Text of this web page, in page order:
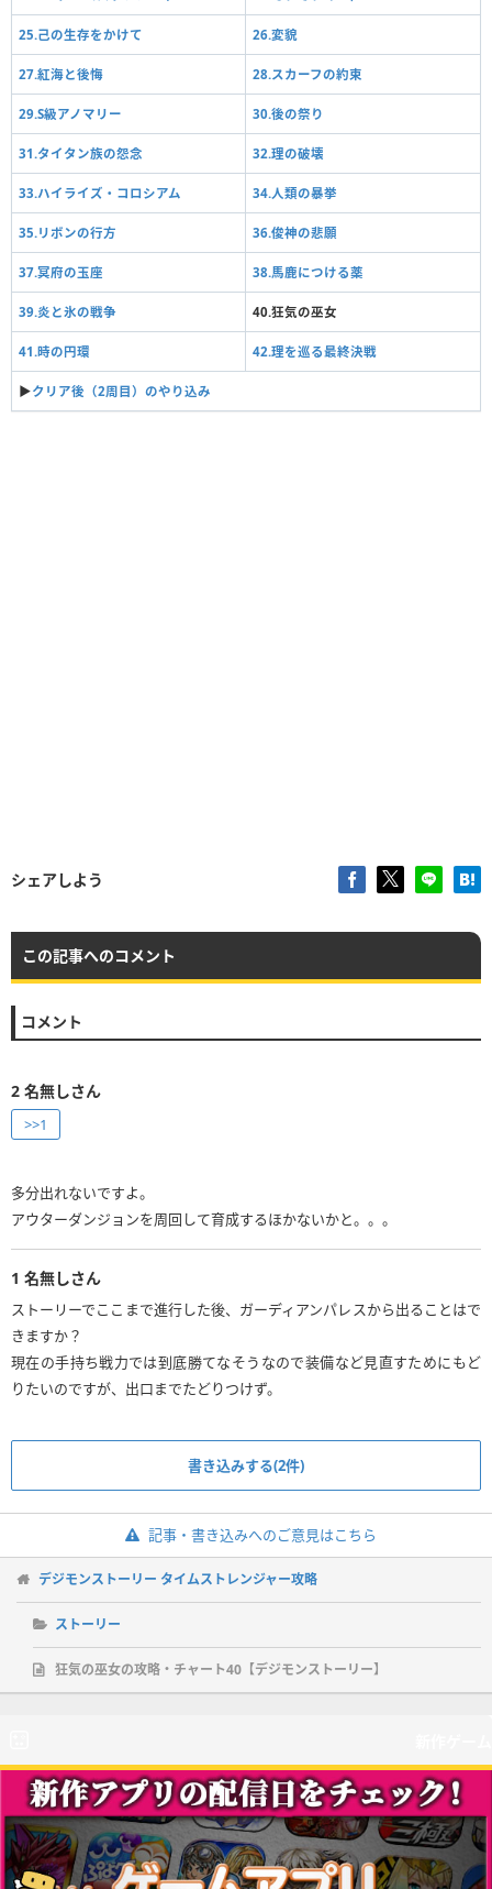
25.己の生存をかけて 26.変貌
27.紅海と後悔 28.スカーフの約束
29.S級アノマリー 30.後の祭り
31.タイタン族の怨念 32.理の破壊
33.ハイライズ・コロシアム 34.人類の暴挙
35.リボンの行方 36.俊神の悲願
37.冥府の玉座 38.馬鹿につける薬
39.炎と氷の戦争 40.狂気の巫女
41.時の円環 42.理を巡る最終決戦
▶︎クリア後（2周目）のやり込み
シェアしよう
この記事へのコメント
コメント
2 名無しさん
>>1
多分出れないですよ。
アウターダンジョンを周回して育成するほかないかと。。。
1 名無しさん
ストーリーでここまで進行した後、ガーディアンパレスから出ることはで
きますか？
現在の手持ち戦力では到底勝てなそうなので装備など見直すためにもど
りたいのですが、出口までたどりつけず。
書き込みする(2件)
記事・書き込みへのご意見はこちら
デジモンストーリー タイムストレンジャー攻略
ストーリー
狂気の巫女の攻略・チャート40【デジモンストーリー】